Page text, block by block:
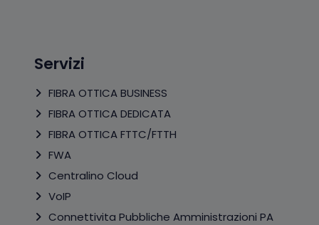
Servizi
FIBRA OTTICA BUSINESS
FIBRA OTTICA DEDICATA
FIBRA OTTICA FTTC/FTTH
FWA
Centralino Cloud
VoIP
Connettivita Pubbliche Amministrazioni PA